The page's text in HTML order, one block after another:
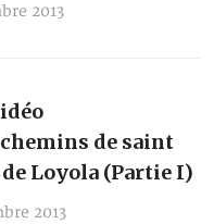
2013
chemins de saint
Loyola (Partie I)
2013